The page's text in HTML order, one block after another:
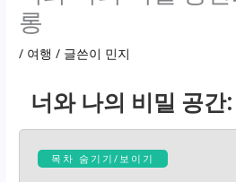
롱
/ 여행 / 글쓴이 민지
너와 나의 비밀 공간
목차 숨기기/보이기